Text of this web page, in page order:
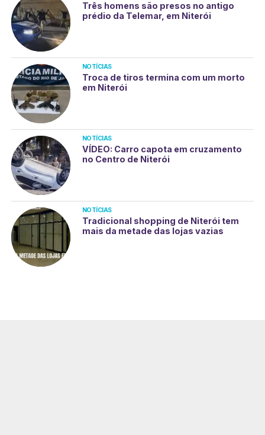
Três homens são presos no antigo
prédio da Telemar, em Niterói
NOTÍCIAS
Troca de tiros termina com um morto
em Niterói
NOTÍCIAS
VÍDEO: Carro capota em cruzamento
no Centro de Niterói
NOTÍCIAS
Tradicional shopping de Niterói tem
mais da metade das lojas vazias